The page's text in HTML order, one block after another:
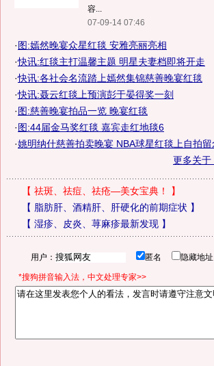
容...
07-09-14 07:46
·图:嫣然晚宴众星红毯 安雅亮丽亮相
·快讯:红毯主打温馨主题 明星夫妻档即将开走
·快讯:各社会名流踏上嫣然集锦慈善晚宴红毯
·快讯:聂云红毯上预演彭于晏得奖一刻
·图:慈善晚宴拍品一览 晚宴红毯
·图:44届金马奖红毯 嘉宾走红地毯6
·姚明纳什慈善拍卖晚宴 NBA球星红毯上自拍留
更多关于
【 祛斑、祛痘、祛疮—美女宝典！ 】
【 脂肪肝、酒精肝、肝硬化的前期症状 】
【 湿疹、皮炎、荨麻疹最新发现】
用户： 匿名 隐藏地
*搜狗拼音输入法，中文处理专家>>